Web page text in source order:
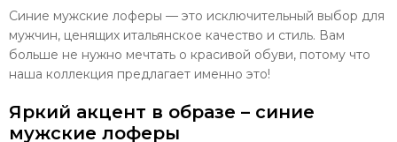
Синие мужские лоферы — это исключительный выбор для
мужчин, ценящих итальянское качество и стиль. Вам
больше не нужно мечтать о красивой обуви, потому что
наша коллекция предлагает именно это!
Яркий акцент в образе – синие
мужские лоферы